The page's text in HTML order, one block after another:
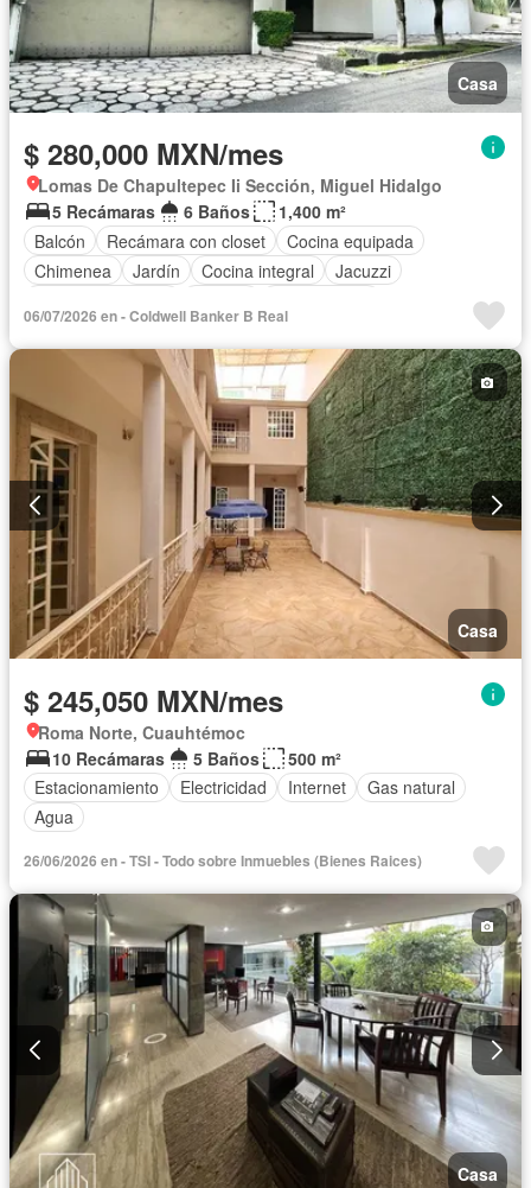
Casa
$ 280,000 MXN/mes
Lomas De Chapultepec Ii Sección, Miguel Hidalgo
5 Recámaras
6 Baños
1,400 m²
Balcón
Recámara con closet
Cocina equipada
Chimenea
Jardín Cocina integral
Jacuzzi
06/07/2026 en - Coldwell Banker B Real
Casa
$ 245,050 MXN/mes
Roma Norte, Cuauhtémoc
10 Recámaras
5 Baños
500 m²
Estacionamiento
Electricidad Internet
Gas natural
Agua
26/06/2026 en - TSI - Todo sobre Inmuebles (Bienes Raices)
Casa